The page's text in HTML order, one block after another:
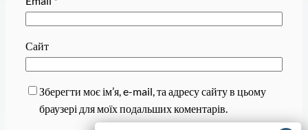
Сайт
Зберегти моє ім’я, e-mail, та адресу сайту в цьому
браузері для моїх подальших коментарів.